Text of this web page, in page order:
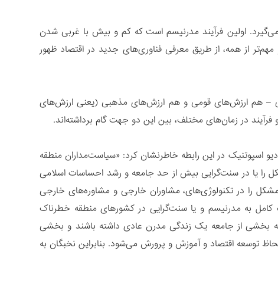
اولین فرآیند مدرنیسم است که کم و بیش با غربی شدن
از همه، از طریق معرفی فناوری‌های جدید در اقتصاد ظهور
– هم ارزش‌های قومی و هم ارزش‌های مذهبی (یعنی ارزش‌های
در زمان‌های مختلف، بین این دو جهت گام برداشته‌اند.
اسپوتنیک در این رابطه خاطرنشان کرد: «سیاست‌مداران منطقه
را یا در سنت‌گرایی بیش از حد جامعه و رشد احساسات اسلامی
را در تکنولوژی‌های، مشاوران خارجی و مشاور‌ه‌های خارجی
به مدرنیسم و یا سنت‌گرایی در کشورهای منطقه خطرناک
بخشی از جامعه یک زندگی مدرن عادی داشته باشند و بخشی
توسعه اقتصاد و آموزش و پرورش می‌شود. بنابراین نخبگان به